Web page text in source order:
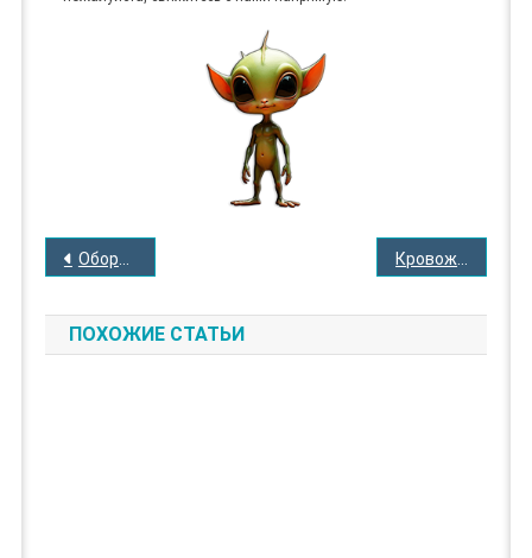
НАВИГАЦИЯ
ПО Оборотень Петрония Кровожадный Жиль Гарнье
ПОХОЖИЕ СТАТЬИ